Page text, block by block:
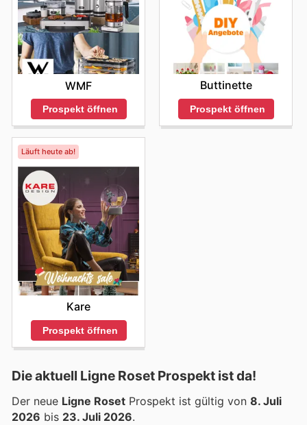
WMF
Prospekt öffnen
Buttinette
Prospekt öffnen
Läuft heute ab!
Kare
Prospekt öffnen
Die aktuell Ligne Roset Prospekt ist da!
Der neue Ligne Roset Prospekt ist gültig von 8. Juli
2026 bis 23. Juli 2026.